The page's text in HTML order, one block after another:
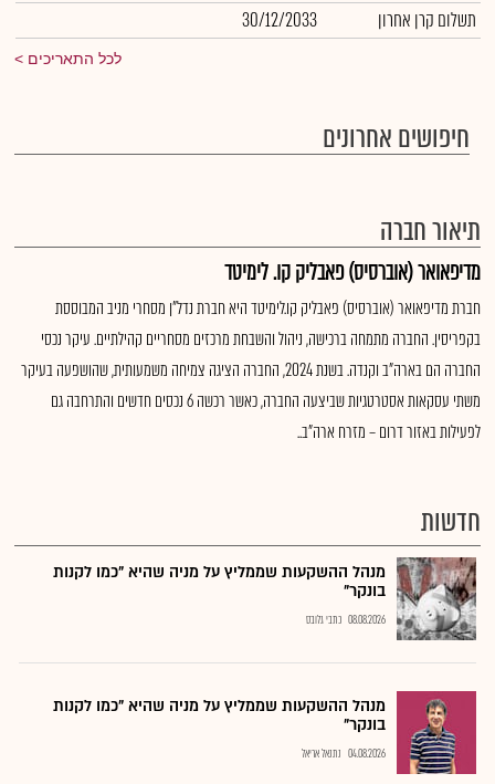
תשלום קרן אחרון
30/12/2033
לכל התאריכים
חיפושים אחרונים
תיאור חברה
מדיפאואר (אוברסיס) פאבליק קו. לימיטד
חברת מדיפאואר (אוברסיס) פאבליק קו.לימיטד היא חברת נדל"ן מסחרי מניב המבוססת
בקפריסין. החברה מתמחה ברכישה, ניהול והשבחת מרכזים מסחריים קהילתיים. עיקר נכסי
החברה הם בארה"ב וקנדה. בשנת 2024, החברה הציגה צמיחה משמעותית, שהושפעה בעיקר
משתי עסקאות אסטרטגיות שביצעה החברה, כאשר רכשה 6 נכסים חדשים והתרחבה גם
לפעילות באזור דרום – מזרח ארה"ב..
חדשות
מנהל ההשקעות שממליץ על מניה שהיא "כמו לקנות
בונקר"
08.08.2026 כתבי גלובס
מנהל ההשקעות שממליץ על מניה שהיא "כמו לקנות
בונקר"
04.08.2026 נתנאל אריאל